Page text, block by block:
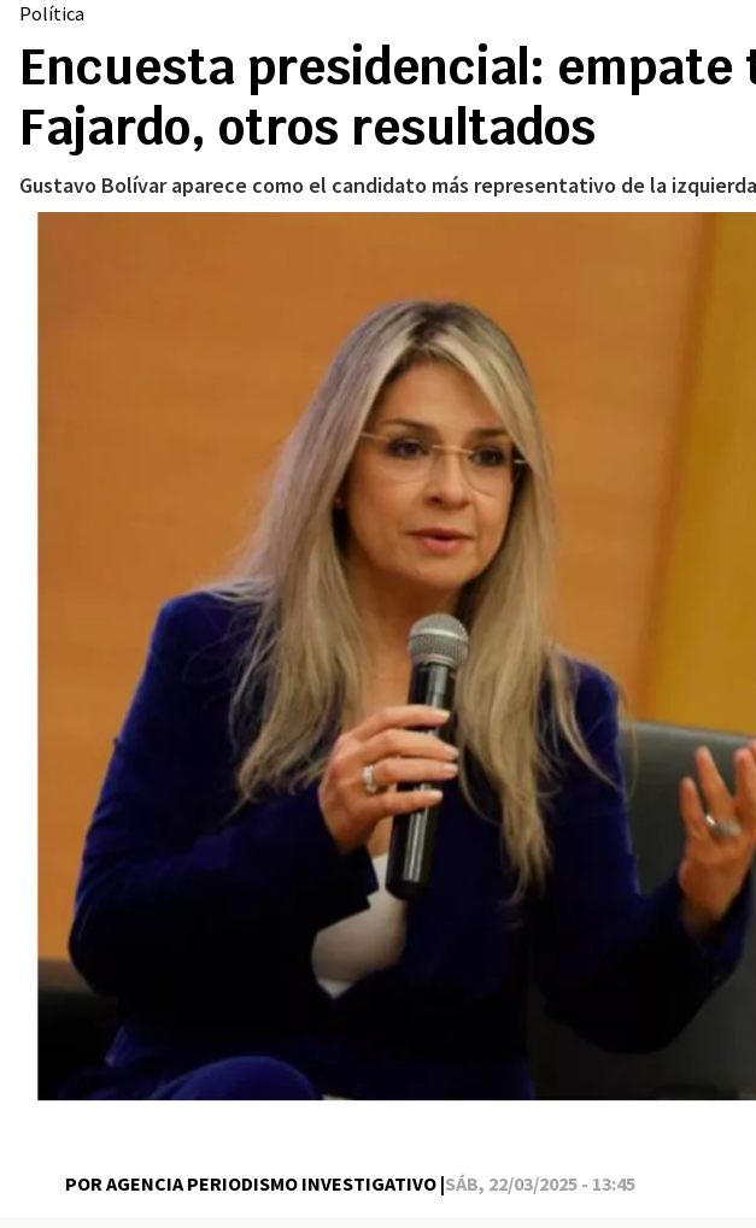
Política
Encuesta presidencial:
Fajardo, otros resultados
Gustavo Bolívar aparece como el candidato más representativo de la
POR AGENCIA PERIODISMO INVESTIGATIVO |SÁB, 22/03/2025 - 13:45